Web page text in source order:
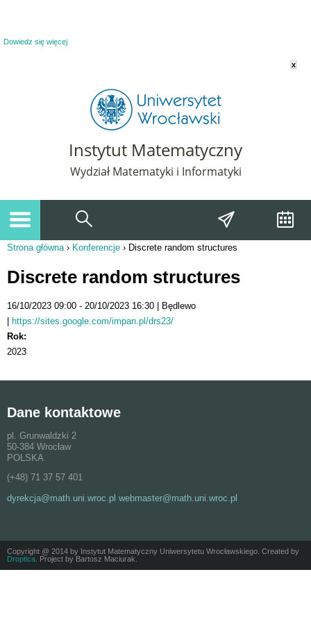
Dowiedz się więcej
x
Instytut Matematyczny
Wydział Matematyki i Informatyki
Strona główna› Konferencje › Discrete random structures
Discrete random structures
16/10/2023 09:00 20/10/2023 16:30
Będlewo
https://sites.google.com/impan.pl/drs23/
Rok:
2023
Dane kontaktowe
pl. Grunwaldzki 2
50-384 Wrocław
POLSKA
(+48) 71 37 57 401
dyrekcja@math.uni.wroc.pl webmaster@math.uni.wroc.pl
Copyright @ 2014 by Instytut Matematyczny Uniwersytetu Wrocławskiego. Created by
Droptica . Project by Bartosz Maciurak.